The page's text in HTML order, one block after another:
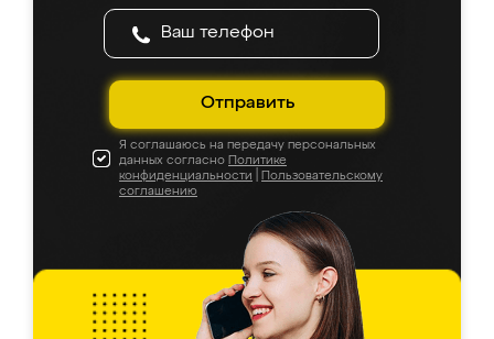
Отправить
Я соглашаюсь на передачу персональных
данных согласно Политике
конфиденциальности
Пользовательскому
соглашению